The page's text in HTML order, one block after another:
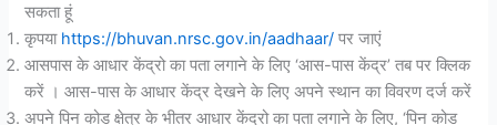
सकता हूं
कृपया https://bhuvan.nrsc.gov.in/aadhaar/ पर जाएं
आसपास के आधार केंद्रो का पता लगाने के लिए ‘आस-पास केंद्र’ तब पर क्लिक
करें । आस-पास के आधार केंद्र देखने के लिए अपने स्थान का विवरण दर्ज करें
अपने पिन कोड क्षेत्र के भीतर आधार केंद्रो का पता लगाने के लिए, ‘पिन कोड